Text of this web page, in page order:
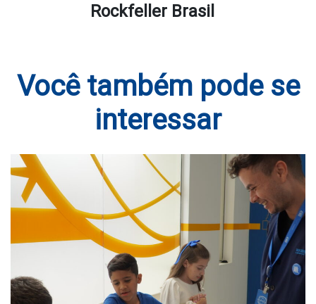
Rockfeller Brasil
Você também pode se
interessar